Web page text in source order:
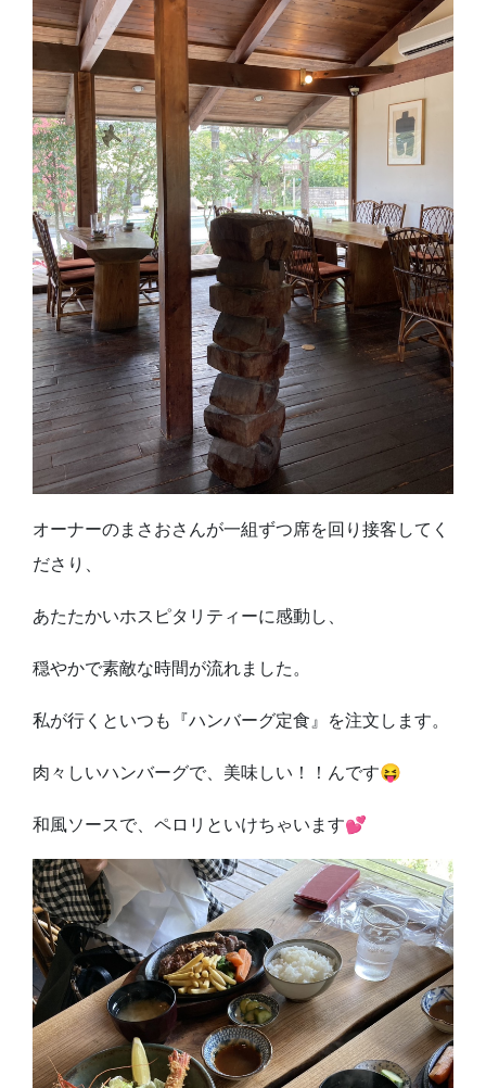
オーナーのまさおさんが一組ずつ席を回り接客してく
ださり、
あたたかいホスピタリティーに感動し、
穏やかで素敵な時間が流れました。
私が行くといつも『ハンバーグ定食』を注文します。
肉々しいハンバーグで、美味しい！！んです😝
和風ソースで、ペロリといけちゃいます💕